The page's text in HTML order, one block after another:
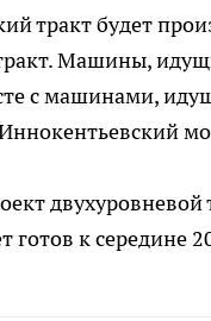
тракт будет
Машины,
с машинами,
готов к середине